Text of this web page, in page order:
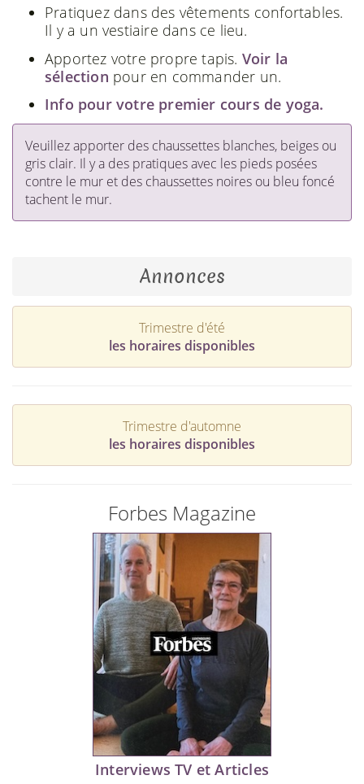
Pratiquez dans des vêtements confortables.
Il y a un vestiaire dans ce lieu.
Apportez votre propre tapis. Voir la
sélection pour en commander un.
Info pour votre premier cours de yoga.
Veuillez apporter des chaussettes blanches, beiges ou
gris clair. Il y a des pratiques avec les pieds posées
contre le mur et des chaussettes noires ou bleu foncé
tachent le mur.
Annonces
Trimestre d'été
les horaires disponibles
Trimestre d'automne
les horaires disponibles
Forbes Magazine
Interviews TV et Articles